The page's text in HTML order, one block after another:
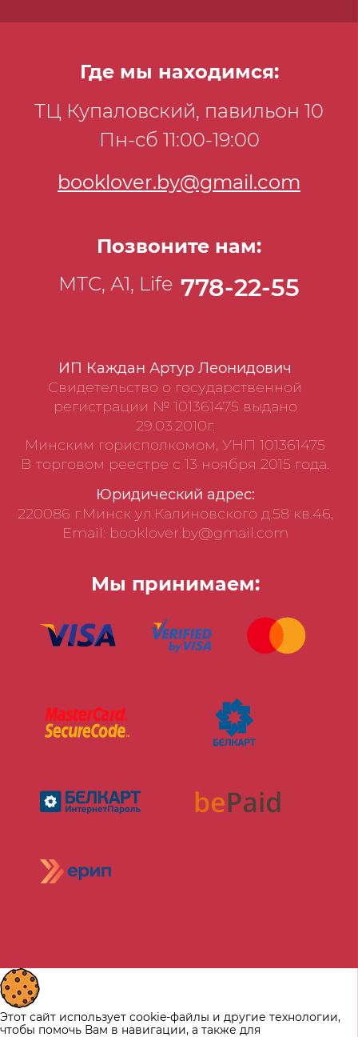
ИП Каждан Артур Леонидович
Свидетельство о государственной
регистрации № 101361475 выдано
29.03.2010г.
Минским горисполкомом, УНП 101361475
В торговом реестре с 13 ноября 2015 года.
Юридический адрес:
220086 г.Минск ул.Калиновского д.58 кв.46,
Email: booklover.by@gmail.com
Мы принимаем:
Где мы находимся:
ТЦ Купаловский, павильон 10
Пн-сб 11:00-19:00
booklover.by@gmail.com
Позвоните нам:
МТС, А1, Life 778-22-55
Этот сайт использует cookie-файлы и другие технологии,
чтобы помочь Вам в навигации, а также для